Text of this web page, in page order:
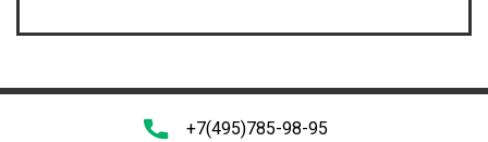
+7(495)785-98-95